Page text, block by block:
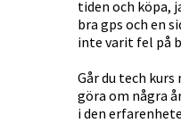
tiden och köpa,
bra gps och en
inte varit fel på
Går du tech
göra om några
i den